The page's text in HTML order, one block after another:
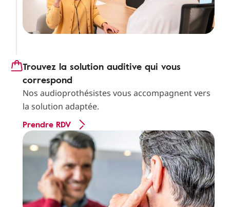
Trouvez la solution auditive qui vous
correspond
Nos audioprothésistes vous accompagnent vers
la solution adaptée.
Prendre RDV